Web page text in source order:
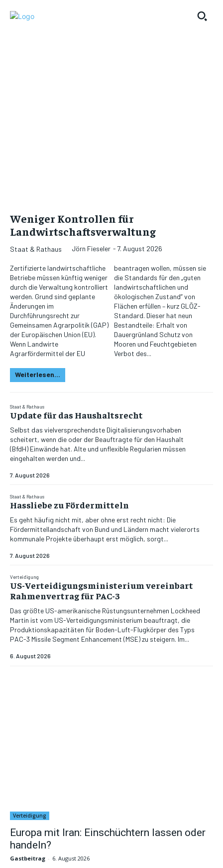
Weniger Kontrollen für
Landwirtschaftsverwaltung
Staat & Rathaus Jörn Fieseler - 7. August 2026
Zertifizierte landwirtschaftliche
Betriebe müssen künftig weniger
durch die Verwaltung kontrolliert
werden. Grund sind geplante
Änderungen im
Durchführungsrecht zur
Gemeinsamen Agrarpolitik (GAP)
der Europäischen Union (EU).
Wenn Landwirte
Agrarfördermittel der EU
beantragen wollen, müssen sie
die Standards für den „guten
landwirtschaftlichen und
ökologischen Zustand“ von
Flächen erfüllen – kurz GLÖZ-
Standard. Dieser hat neun
Bestandteile: Erhalt von
Dauergrünland Schutz von
Mooren und Feuchtgebieten
Verbot des...
Weiterlesen...
Staat & Rathaus
Update für das Haushaltsrecht
Selbst das vielversprechendste Digitalisierungsvorhaben
scheitert, wenn die oder der Beauftragte für den Haushalt
(BfdH) Einwände hat. Alte und unflexible Regularien müssen
eingehalten werden und...
7. August 2026
Staat & Rathaus
Hassliebe zu Fördermitteln
Es geht häufig nicht mit, aber ohne erst recht nicht: Die
Fördermittellandschaft von Bund und Ländern macht vielerorts
kommunale Projekte überhaupt erst möglich, sorgt...
7. August 2026
Verteidigung
US-Verteidigungsministerium vereinbart
Rahmenvertrag für PAC-3
Das größte US-amerikanische Rüstungsunternehmen Lockheed
Martin ist vom US-Verteidigungsministerium beauftragt, die
Produktionskapazitäten für Boden-Luft-Flugkörper des Typs
PAC-3 Missile Segment Enhancement (MSE) zu steigern. Im...
6. August 2026
Verteidigung
Europa mit Iran: Einschüchtern lassen oder
handeln?
Gastbeitrag - 6. August 2026